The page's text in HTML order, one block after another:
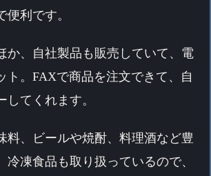
便利です。
か、自社製品も販売していて、電
ト。FAXで商品を注文できて、自
てくれます。
料、ビールや焼酎、料理酒など豊
冷凍食品も取り扱っているので、